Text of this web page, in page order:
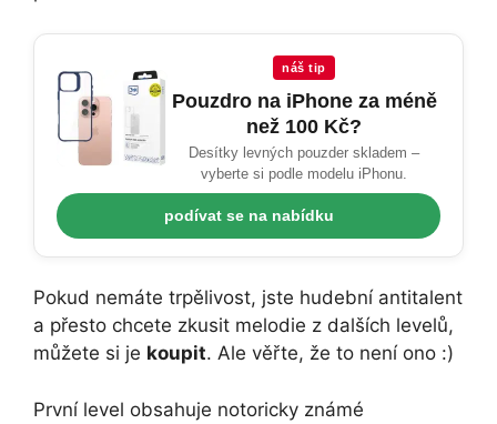
náš tip
Pouzdro na iPhone za méně
než 100 Kč?
Desítky levných pouzder skladem –
vyberte si podle modelu iPhonu.
podívat se na nabídku
Pokud nemáte trpělivost, jste hudební antitalent
a přesto chcete zkusit melodie z dalších levelů,
můžete si je koupit. Ale věřte, že to není ono :)
První level obsahuje notoricky známé